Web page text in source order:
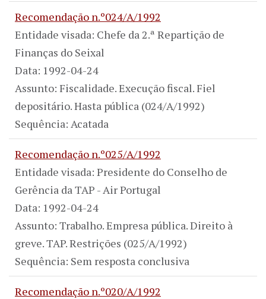
Recomendação n.º024/A/1992
Entidade visada: Chefe da 2.ª Repartição de
Finanças do Seixal
Data: 1992-04-24
Assunto: Fiscalidade. Execução fiscal. Fiel
depositário. Hasta pública (024/A/1992)
Sequência: Acatada
Recomendação n.º025/A/1992
Entidade visada: Presidente do Conselho de
Gerência da TAP - Air Portugal
Data: 1992-04-24
Assunto: Trabalho. Empresa pública. Direito à
greve. TAP. Restrições (025/A/1992)
Sequência: Sem resposta conclusiva
Recomendação n.º020/A/1992